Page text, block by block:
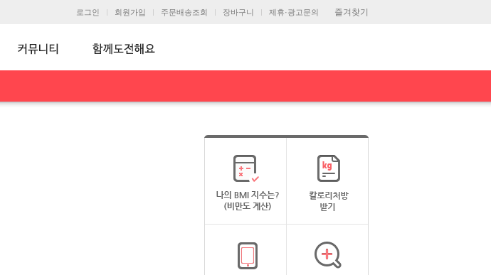
즐겨찾기
로그인 회원가입 주문배송조회 장바구니 제휴·광고문의